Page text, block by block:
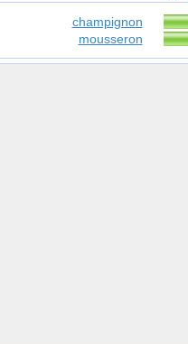
champignon
mousseron